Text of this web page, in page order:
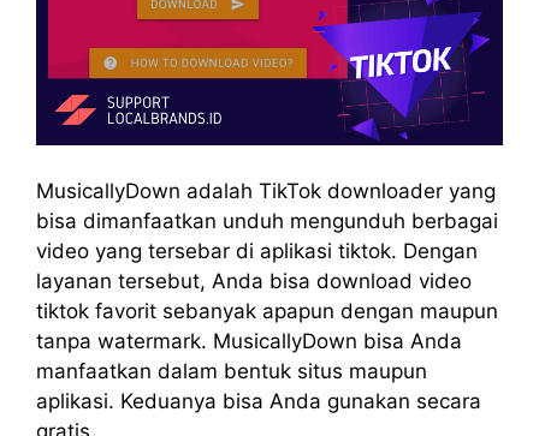
MusicallyDown adalah TikTok downloader yang
bisa dimanfaatkan unduh mengunduh berbagai
video yang tersebar di aplikasi tiktok. Dengan
layanan tersebut, Anda bisa download video
tiktok favorit sebanyak apapun dengan maupun
tanpa watermark. MusicallyDown bisa Anda
manfaatkan dalam bentuk situs maupun
aplikasi. Keduanya bisa Anda gunakan secara
gratis.